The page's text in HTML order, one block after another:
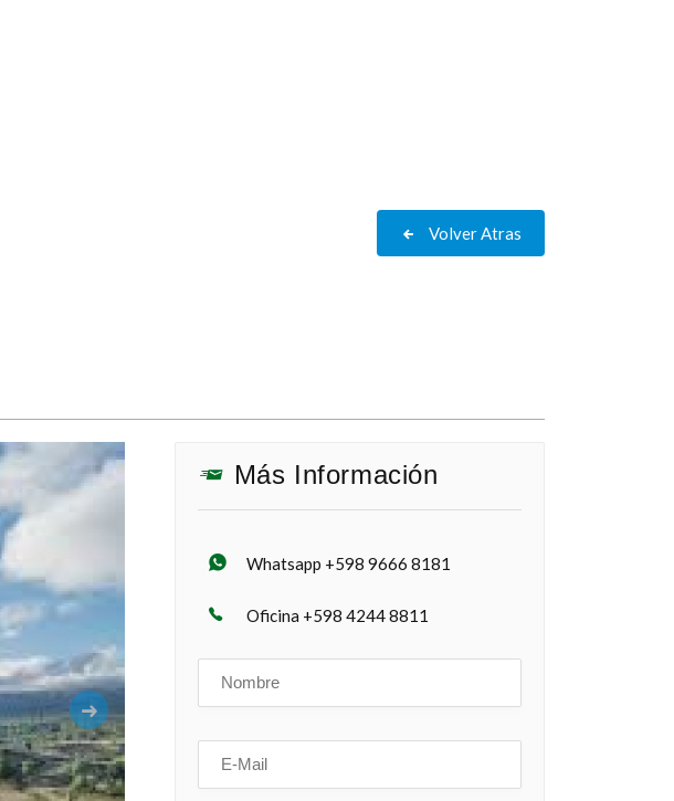
Volver Atras
Más Información
Whatsapp +598 9666 8181
Oficina +598 4244 8811